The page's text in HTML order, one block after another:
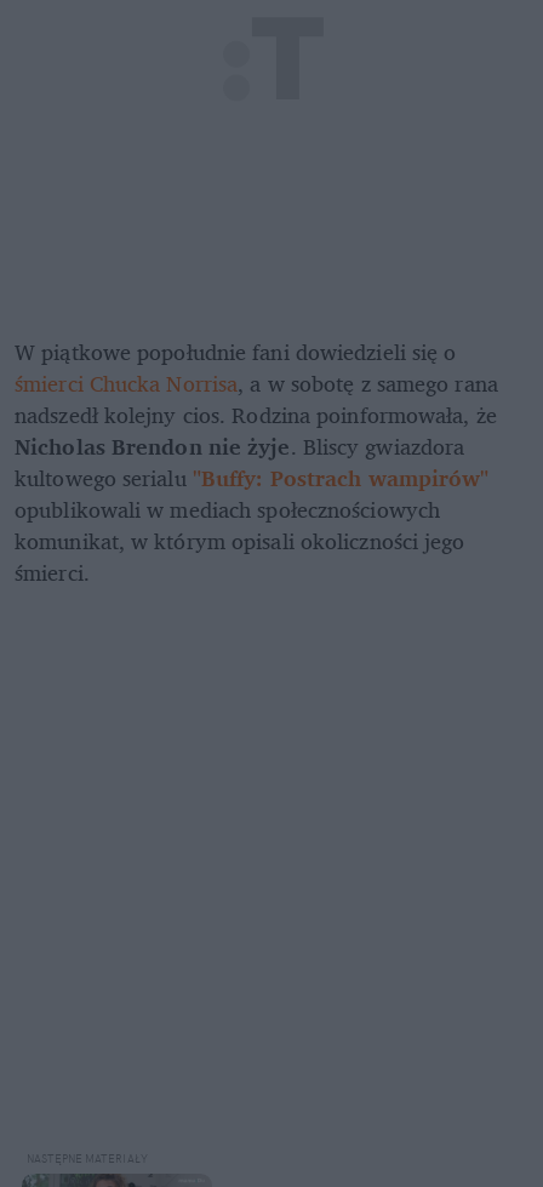
śmierci Chucka Norrisa, a w sobotę z samego rana
Nicholas Brendon nie żyje. Bliscy gwiazdora
kultowego serialu "Buffy: Postrach wampirów"
opublikowali w mediach społecznościowych
komunikat, w którym opisali okoliczności jego
śmierci.